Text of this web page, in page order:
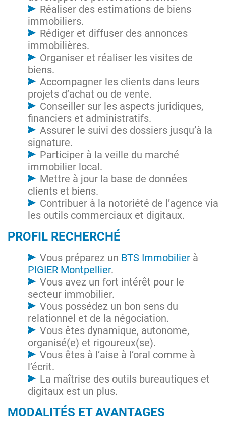
Réaliser des estimations de biens
immobiliers.
Rédiger et diffuser des annonces
immobilières.
Organiser et réaliser les visites de
biens.
Accompagner les clients dans leurs
projets d’achat ou de vente.
Conseiller sur les aspects juridiques,
financiers et administratifs.
Assurer le suivi des dossiers jusqu’à la
signature.
Participer à la veille du marché
immobilier local.
Mettre à jour la base de données
clients et biens.
Contribuer à la notoriété de l’agence via
les outils commerciaux et digitaux.
PROFIL RECHERCHÉ
Vous préparez un BTS Immobilier à
PIGIER Montpellier.
Vous avez un fort intérêt pour le
secteur immobilier.
Vous possédez un bon sens du
relationnel et de la négociation.
Vous êtes dynamique, autonome,
organisé(e) et rigoureux(se).
Vous êtes à l’aise à l’oral comme à
l’écrit.
La maîtrise des outils bureautiques et
digitaux est un plus.
MODALITÉS ET AVANTAGES